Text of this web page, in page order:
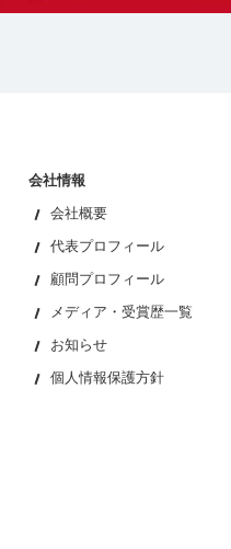
会社情報
会社概要
代表プロフィール
顧問プロフィール
メディア・受賞歴一覧
お知らせ
個人情報保護方針